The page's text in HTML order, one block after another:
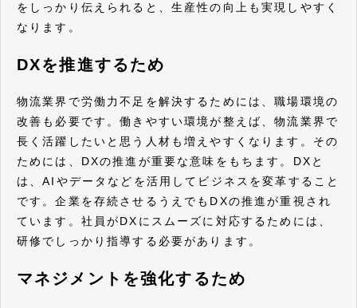
をしっかり伝えられると、生産性の向上も実現しやすく
なります。
DXを推進するため
物流業界で労働力不足を解決するためには、職場環境の
改善も必要です。働きやすい環境が整えば、物流業界で
長く活躍したいと思う人材も増えやすくなります。その
ためには、DXの推進が重要な意味をもちます。DXと
は、AIやデータなどを活用してビジネスを変革すること
です。企業を存続させるうえでもDXの推進が重視され
ています。社員がDXにスムーズに対応するためには、
研修でしっかり指導する必要があります。
マネジメントを強化するため